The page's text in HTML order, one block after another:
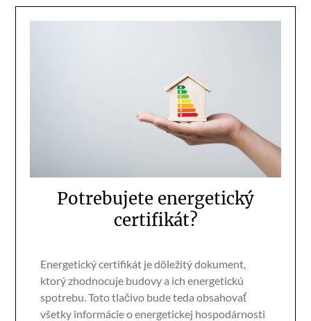
Potrebujete energetický
certifikát?
Energetický certifikát je dôležitý dokument,
ktorý zhodnocuje budovy a ich energetickú
spotrebu. Toto tlačivo bude teda obsahovať
všetky informácie o energetickej hospodárnosti